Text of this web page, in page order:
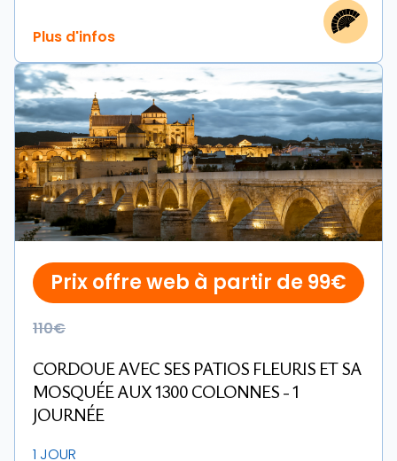
Prix offre web à partir de 99€
110€
CORDOUE AVEC SES PATIOS FLEURIS ET SA
MOSQUÉE AUX 1300 COLONNES - 1
JOURNÉE
1 JOUR